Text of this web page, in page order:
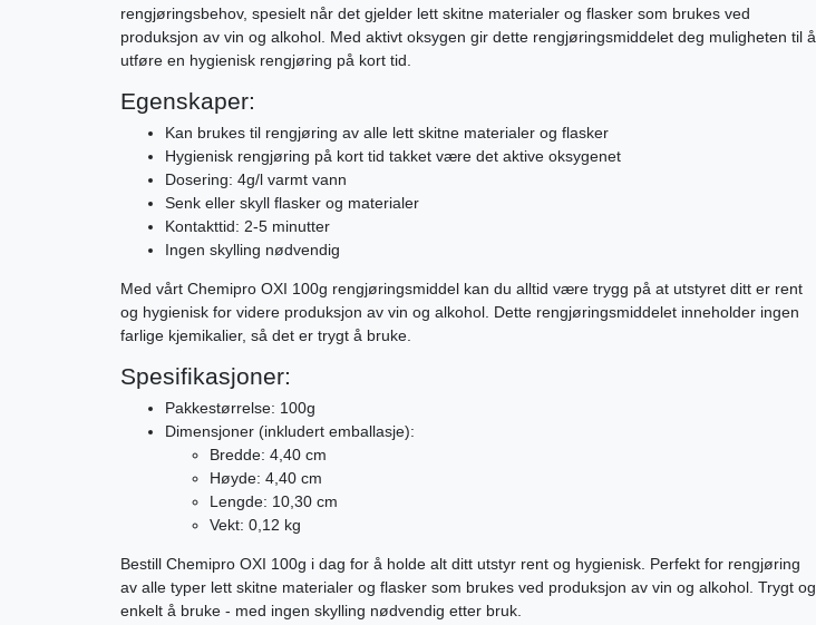
rengjøringsbehov, spesielt når det gjelder lett skitne materialer og flasker som brukes ved
produksjon av vin og alkohol. Med aktivt oksygen gir dette rengjøringsmiddelet deg muligheten til å
utføre en hygienisk rengjøring på kort tid.
Egenskaper:
Kan brukes til rengjøring av alle lett skitne materialer og flasker
Hygienisk rengjøring på kort tid takket være det aktive oksygenet
Dosering: 4g/l varmt vann
Senk eller skyll flasker og materialer
Kontakttid: 2-5 minutter
Ingen skylling nødvendig
Med vårt Chemipro OXI 100g rengjøringsmiddel kan du alltid være trygg på at utstyret ditt er rent
og hygienisk for videre produksjon av vin og alkohol. Dette rengjøringsmiddelet inneholder ingen
farlige kjemikalier, så det er trygt å bruke.
Spesifikasjoner:
Pakkestørrelse: 100g
Dimensjoner (inkludert emballasje):
Bredde: 4,40 cm
Høyde: 4,40 cm
Lengde: 10,30 cm
Vekt: 0,12 kg
Bestill Chemipro OXI 100g i dag for å holde alt ditt utstyr rent og hygienisk. Perfekt for rengjøring
av alle typer lett skitne materialer og flasker som brukes ved produksjon av vin og alkohol. Trygt og
enkelt å bruke - med ingen skylling nødvendig etter bruk.